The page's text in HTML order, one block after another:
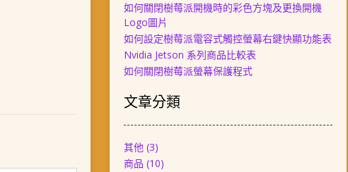
如何關閉樹莓派開機時的彩色方塊及更換開機
Logo圖片
如何設定樹莓派電容式觸控螢幕右鍵快顯功能表
Nvidia Jetson 系列商品比較表
如何關閉樹莓派螢幕保護程式
文章分類
其他(3)
商品 (10)